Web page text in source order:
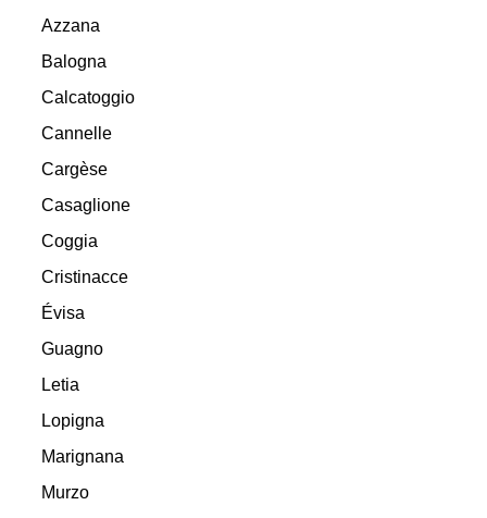
Azzana
Balogna
Calcatoggio
Cannelle
Cargèse
Casaglione
Coggia
Cristinacce
Évisa
Guagno
Letia
Lopigna
Marignana
Murzo